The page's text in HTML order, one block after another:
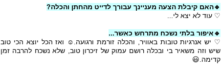
🔹האם קיבלת הצעה מעניינך עבורך לדייט מהחתן והכלה?
♡ עוד לא יצא לי...
🔹איפור בלתי נשכח מתרחש כאשר...
♡ יש אנרגיות טובות באוויר, והכלה זורמת ורגועה.☺️ ואז הכל יוצא הכי טוב
שיש וזה משאיר בי ובכלה רושם עמוק של זיכרון טוב, שלא נשכח להרבה זמן
קדימה.😃